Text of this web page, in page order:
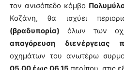
τον ανισόπεδο κόμβο
Κοζάνη, θα ισχύει
(βραδυπορία) όλων των
απαγόρευση διενέργειας
οχημάτων του ανωτέρω